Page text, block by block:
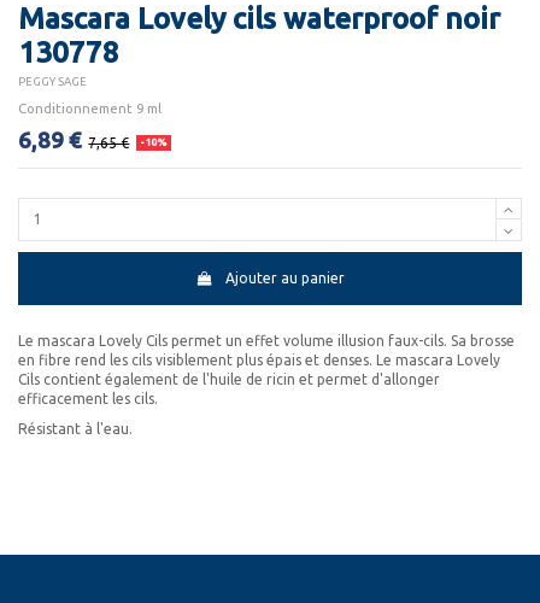
Mascara Lovely cils waterproof noir
130778
PEGGY SAGE
Conditionnement 9 ml
6,89 € 7,65 € -10%
Ajouter au panier
Le mascara Lovely Cils permet un effet volume illusion faux-cils. Sa brosse
en fibre rend les cils visiblement plus épais et denses. Le mascara Lovely
Cils contient également de l'huile de ricin et permet d'allonger
efficacement les cils.
Résistant à l'eau.